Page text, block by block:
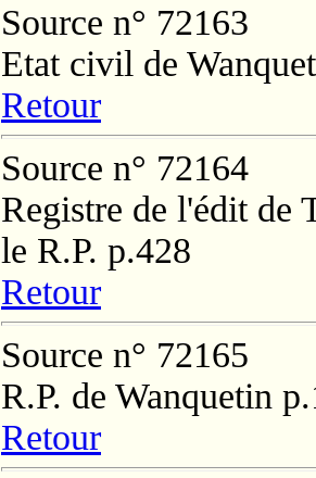
Source n° 72163
Etat civil de
Retour
Source n° 72164
Registre de l'édit de
le R.P. p.428
Retour
Source n° 72165
R.P. de Wanquetin
Retour